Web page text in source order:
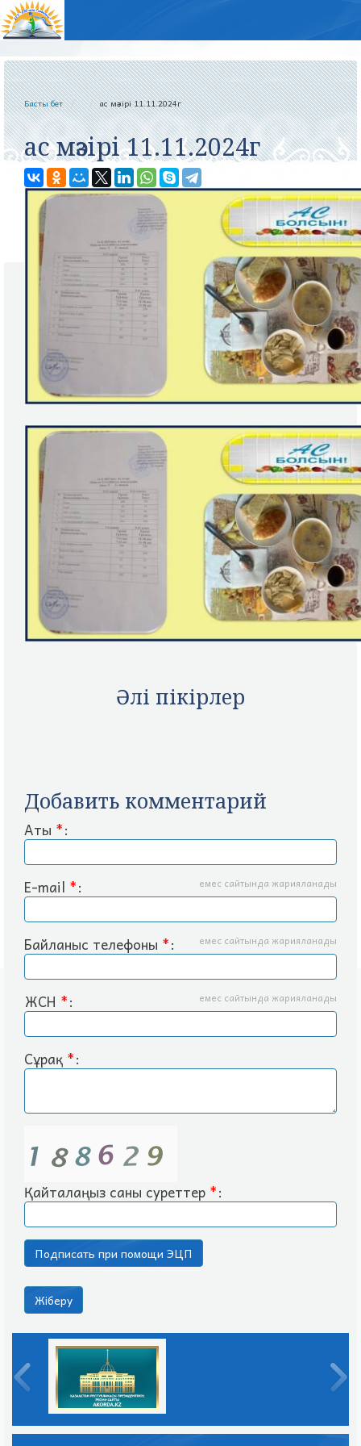
Басты бет ас мәзірі 11.11.2024г
ас мәзірі 11.11.2024г
Әлі пікірлер
Добавить комментарий
Аты *:
E-mail *: емес сайтында жарияланады
Байланыс телефоны *: емес сайтында жарияланады
ЖСН *: емес сайтында жарияланады
Сұрақ *:
Қайталаңыз саны суреттер *: